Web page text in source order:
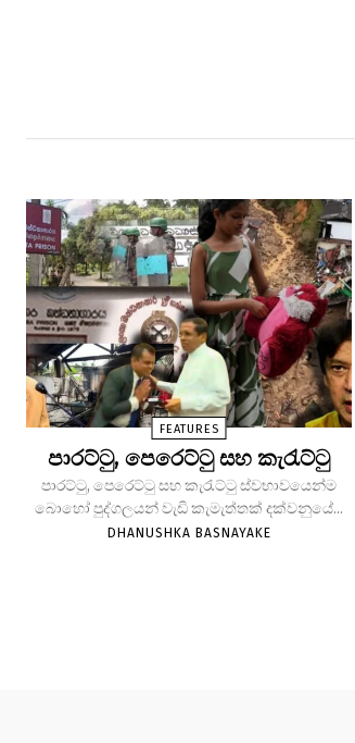
FEATURES
පාරට්ටු, පෙරෙට්ටු සහ කැරැට්ටු
පාරට්ටු, පෙරෙට්ටු සහ කැරැට්ටු ස්වභාවයෙන්ම
බොහෝ පුද්ගලයන් වැඩි කැමැත්තක් දක්වනුයේ...
DHANUSHKA BASNAYAKE